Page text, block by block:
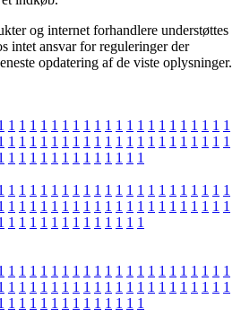
og internet forhandlere understøttes
intet ansvar for reguleringer der
opdatering af de viste oplysninger.
1 1 1 1 1 1 1 1 1 1 1 1 1 1 1 1 1 1 1 1 1
1 1 1 1 1 1 1 1 1 1 1 1 1 1 1 1 1 1 1 1 1
1 1 1 1 1 1 1 1 1 1 1 1 1
1 1 1 1 1 1 1 1 1 1 1 1 1 1 1 1 1 1 1 1 1
1 1 1 1 1 1 1 1 1 1 1 1 1 1 1 1 1 1 1 1 1
1 1 1 1 1 1 1 1 1 1 1 1 1
1 1 1 1 1 1 1 1 1 1 1 1 1 1 1 1 1 1 1 1 1
1 1 1 1 1 1 1 1 1 1 1 1 1 1 1 1 1 1 1 1 1
1 1 1 1 1 1 1 1 1 1 1 1 1